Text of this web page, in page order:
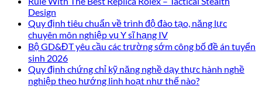
Design
Quy định tiêu chuẩn về trình độ đào tạo, năng lực
chuyên môn nghiệp vụ Y sĩ hạng IV
Bộ GD&ĐT yêu cầu các trường sớm công bố đề án tuyển
sinh 2026
Quy định chứng chỉ kỹ năng nghề dạy thực hành nghề
nghiệp theo hướng linh hoạt như thế nào?